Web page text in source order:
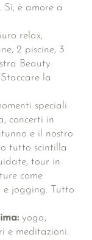
è amore a
relax,
2 piscine, 3
Beauty
la
speciali
concerti in
e il nostro
tutto scintilla
tour in
come
jogging. Tutto
yoga,
e meditazioni.